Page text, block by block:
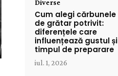
Diverse
Cum alegi cărbunele
de grătar potrivit:
diferențele care
influențează gustul și
timpul de preparare
iul. 1, 2026